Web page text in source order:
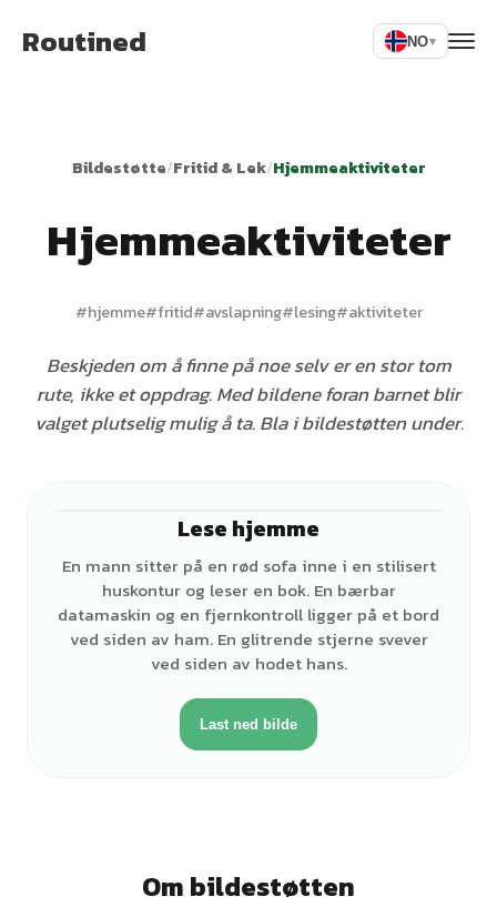
Routined NO▾
Bildestøtte/Fritid & Lek/Hjemmeaktiviteter
Hjemmeaktiviteter
#hjemme#fritid#avslapning#lesing#aktiviteter
Beskjeden om å finne på noe selv er en stor tom
rute, ikke et oppdrag. Med bildene foran barnet blir
valget plutselig mulig å ta. Bla i bildestøtten under.
Lese hjemme
En mann sitter på en rød sofa inne i en stilisert
huskontur og leser en bok. En bærbar
datamaskin og en fjernkontroll ligger på et bord
ved siden av ham. En glitrende stjerne svever
ved siden av hodet hans.
Last ned bilde
Om bildestøtten